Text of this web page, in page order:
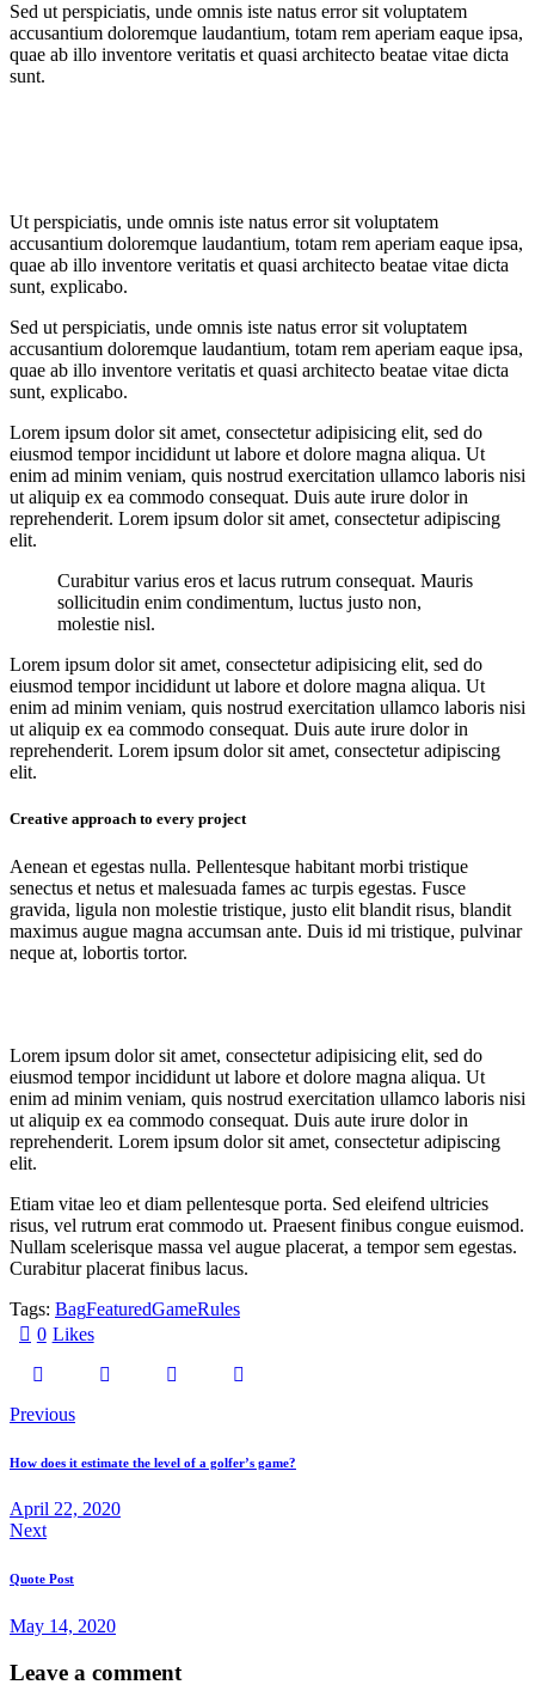
Sed ut perspiciatis, unde omnis iste natus error sit voluptatem
accusantium doloremque laudantium, totam rem aperiam eaque ipsa,
quae ab illo inventore veritatis et quasi architecto beatae vitae dicta
sunt.
Ut perspiciatis, unde omnis iste natus error sit voluptatem
accusantium doloremque laudantium, totam rem aperiam eaque ipsa,
quae ab illo inventore veritatis et quasi architecto beatae vitae dicta
sunt, explicabo.
Sed ut perspiciatis, unde omnis iste natus error sit voluptatem
accusantium doloremque laudantium, totam rem aperiam eaque ipsa,
quae ab illo inventore veritatis et quasi architecto beatae vitae dicta
sunt, explicabo.
Lorem ipsum dolor sit amet, consectetur adipisicing elit, sed do
eiusmod tempor incididunt ut labore et dolore magna aliqua. Ut
enim ad minim veniam, quis nostrud exercitation ullamco laboris nisi
ut aliquip ex ea commodo consequat. Duis aute irure dolor in
reprehenderit. Lorem ipsum dolor sit amet, consectetur adipiscing
elit.
Curabitur varius eros et lacus rutrum consequat. Mauris
sollicitudin enim condimentum, luctus justo non,
molestie nisl.
Lorem ipsum dolor sit amet, consectetur adipisicing elit, sed do
eiusmod tempor incididunt ut labore et dolore magna aliqua. Ut
enim ad minim veniam, quis nostrud exercitation ullamco laboris nisi
ut aliquip ex ea commodo consequat. Duis aute irure dolor in
reprehenderit. Lorem ipsum dolor sit amet, consectetur adipiscing
elit.
Creative approach to every project
Aenean et egestas nulla. Pellentesque habitant morbi tristique
senectus et netus et malesuada fames ac turpis egestas. Fusce
gravida, ligula non molestie tristique, justo elit blandit risus, blandit
maximus augue magna accumsan ante. Duis id mi tristique, pulvinar
neque at, lobortis tortor.
Lorem ipsum dolor sit amet, consectetur adipisicing elit, sed do
eiusmod tempor incididunt ut labore et dolore magna aliqua. Ut
enim ad minim veniam, quis nostrud exercitation ullamco laboris nisi
ut aliquip ex ea commodo consequat. Duis aute irure dolor in
reprehenderit. Lorem ipsum dolor sit amet, consectetur adipiscing
elit.
Etiam vitae leo et diam pellentesque porta. Sed eleifend ultricies
risus, vel rutrum erat commodo ut. Praesent finibus congue euismod.
Nullam scelerisque massa vel augue placerat, a tempor sem egestas.
Curabitur placerat finibus lacus.
Tags: BagFeaturedGameRules
0 Likes
Post
navigation
Previous
How does it estimate the level of a golfer’s game?
April 22, 2020
Next
Quote Post
May 14, 2020
Leave a comment